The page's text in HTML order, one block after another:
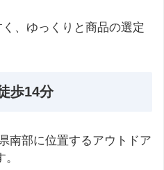
、ゆっくりと商品の選定
歩14分
南部に位置するアウトドア